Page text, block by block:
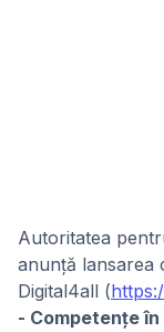
Autoritatea
anunță lansarea
Digital4all (
- Competențe